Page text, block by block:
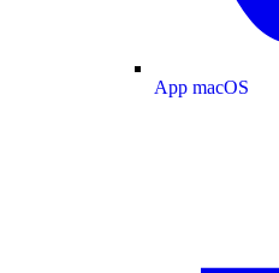
App macOS